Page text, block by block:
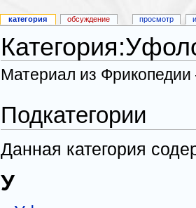
категория обсуждение просмотр
Материал из
Подкатегории
Данная категория
У